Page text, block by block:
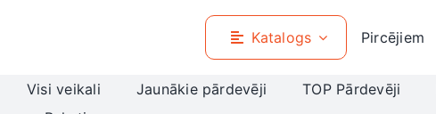
Katalogs Pircējiem
Visi veikali Jaunākie pārdevēji TOP Pārdevēji